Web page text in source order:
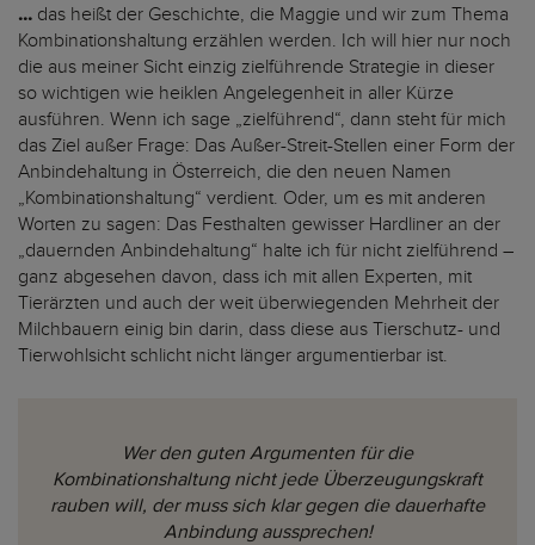
... das heißt der Geschichte, die Maggie und wir zum Thema
Kombinationshaltung erzählen werden. Ich will hier nur noch
die aus meiner Sicht einzig zielführende Strategie in dieser
so wichtigen wie heiklen Angelegenheit in aller Kürze
ausführen. Wenn ich sage „zielführend“, dann steht für mich
das Ziel außer Frage: Das Außer-Streit-Stellen einer Form der
Anbindehaltung in Österreich, die den neuen Namen
„Kombinationshaltung“ verdient. Oder, um es mit anderen
Worten zu sagen: Das Festhalten gewisser Hardliner an der
„dauernden Anbindehaltung“ halte ich für nicht zielführend –
ganz abgesehen davon, dass ich mit allen Experten, mit
Tierärzten und auch der weit überwiegenden Mehrheit der
Milchbauern einig bin darin, dass diese aus Tierschutz- und
Tierwohlsicht schlicht nicht länger argumentierbar ist.
Wer den guten Argumenten für die
Kombinationshaltung nicht jede Überzeugungskraft
rauben will, der muss sich klar gegen die dauerhafte
Anbindung aussprechen!